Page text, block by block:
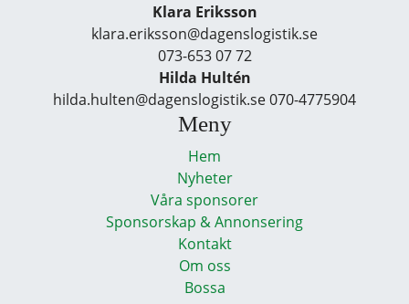
Klara Eriksson
klara.eriksson@dagenslogistik.se
073-653 07 72
Hilda Hultén
hilda.hulten@dagenslogistik.se 070-4775904
Meny
Hem
Nyheter
Våra sponsorer
Sponsorskap & Annonsering
Kontakt
Om oss
Bossa